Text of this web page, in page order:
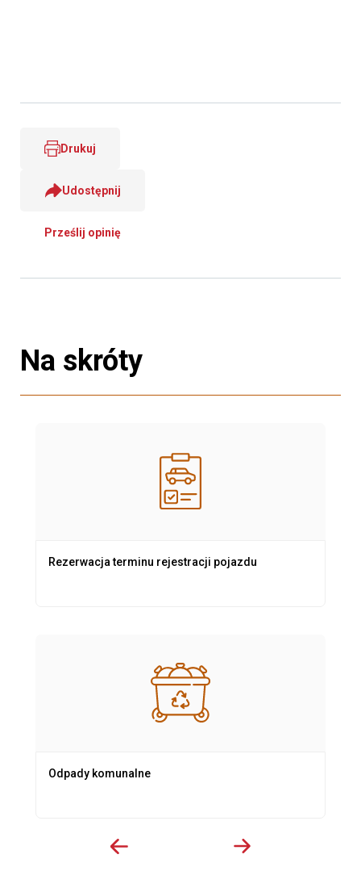
Drukuj
Udostępnij
Prześlij opinię
Na skróty
Rezerwacja terminu rejestracji pojazdu
Odpady komunalne